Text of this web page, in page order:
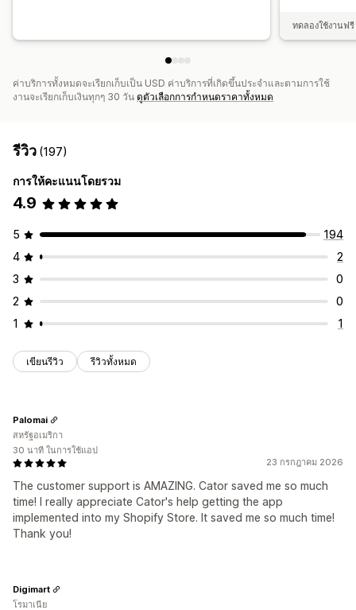
ทดลองใช้งานฟ
ค่าบริการทั้งหมดจะเรียกเก็บเป็น USD ค่าบริการที่เกิดขึ้นประจำและตามการใช้
งานจะเรียกเก็บเงินทุกๆ 30 วัน ดูตัวเลือกการกำหนดราคาทั้งหมด
รีวิว (197)
การให้คะแนนโดยรวม
4.9
5
194
4
2
3
0
2
0
1
1
เขียนรีวิว รีวิวทั้งหมด
23 กรกฎาคม 2026
The customer support is AMAZING. Cator saved me so much
time! I really appreciate Cator's help getting the app
implemented into my Shopify Store. It saved me so much time!
Thank you!
Palomai
สหรัฐอเมริกา
30 นาที ในการใช้แอป
Digimart
โรมาเนีย